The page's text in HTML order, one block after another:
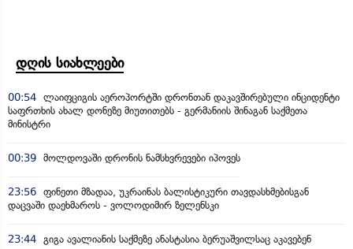
დღის სიახლეები
00:54 ლაიფციგის აეროპორტში დრონთან დაკავშირებული ინციდენტი
საფრთხის ახალ დონეზე მიუთითებს - გერმანიის შინაგან საქმეთა
მინისტრი
00:39 მოლდოვაში დრონის ნამსხვრევები იპოვეს
23:56 ფინეთი მზადაა, უკრაინას ბალისტიკური თავდასხმებისგან
დაცვაში დაეხმაროს - ვოლოდიმირ ზელენსკი
23:44 გიგა ავალიანის საქმეზე ანასტასია ბერუაშვილსაც აკავებენ